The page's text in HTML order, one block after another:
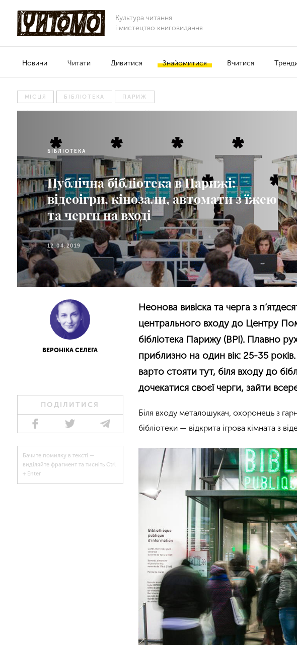
Культура читання
і мистецтво книговидання
Новини Читати Дивитися Знайомитися Вчитися
МІСЦЯ БІБЛІОТЕКА ПАРИЖ
БІБЛІОТЕКА
Публічна бібліотека в Парижі:
відеоігри, кінозали, автомати з їжею
та черги на вході
12.04.2019
ВЕРОНІКА СЕЛЕГА
ПОДІЛИТИСЯ
Бачите помилку в тексті —
виділяйте фрагмент та тисніть Ctrl
+ Enter
Неонова вивіска та черга з
центрального входу до Центру
бібліотека Парижу (BPI). Плавно
приблизно на один вік: 25-35
варто стояти тут, біля входу до
дочекатися своєї черги, зайти
Біля входу металошукач, охоронець з
бібліотеки — відкрита ігрова кімната з